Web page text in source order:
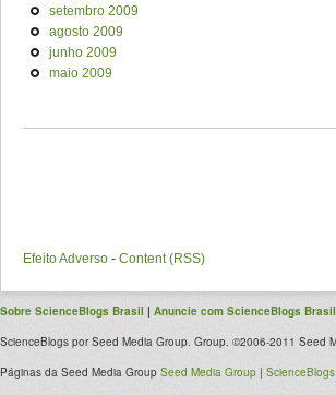
setembro 2009
agosto 2009
junho 2009
maio 2009
Efeito Adverso - Content (RSS)
Sobre ScienceBlogs Brasil | Anuncie com ScienceBlogs Brasil
ScienceBlogs por Seed Media Group. Group. ©2006-2011 Seed
Páginas da Seed Media Group Seed Media Group | ScienceBlogs